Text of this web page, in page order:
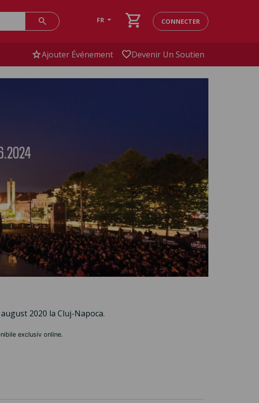
search FR shopping_cart CONNECTER
starAjouter Événement favoriteDevenir Un Soutien
2020 la Cluj-Napoca.
exclusiv online.